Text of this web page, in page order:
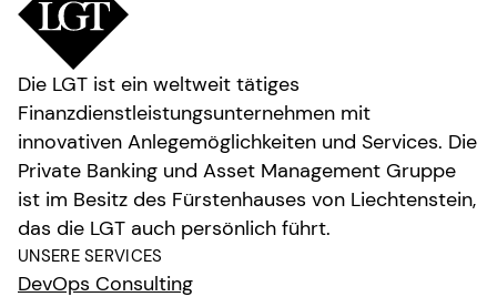
Die LGT ist ein weltweit tätiges
Finanzdienstleistungsunternehmen mit
innovativen Anlegemöglichkeiten und Services. Die
Private Banking und Asset Management Gruppe
ist im Besitz des Fürstenhauses von Liechtenstein,
das die LGT auch persönlich führt.
UNSERE SERVICES
DevOps Consulting